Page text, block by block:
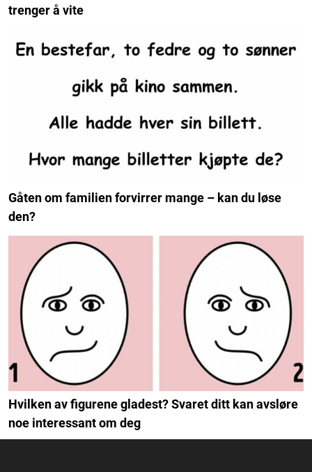
trenger å vite
Gåten om familien forvirrer mange – kan du løse
den?
Hvilken av figurene gladest? Svaret ditt kan avsløre
noe interessant om deg